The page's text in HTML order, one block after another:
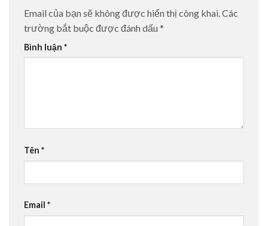
Email của bạn sẽ không được hiển thị công khai. Các
trường bắt buộc được đánh dấu *
Bình luận *
Tên *
Email *